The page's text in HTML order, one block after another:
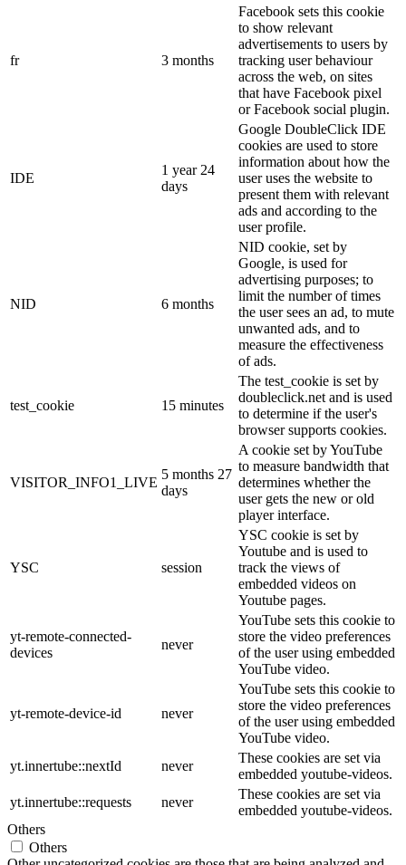
fr 3 months
Facebook sets this cookie
to show relevant
advertisements to users by
tracking user behaviour
across the web, on sites
that have Facebook pixel
or Facebook social plugin.
IDE
1 year 24
days
Google DoubleClick IDE
cookies are used to store
information about how the
user uses the website to
present them with relevant
ads and according to the
user profile.
NID 6 months
NID cookie, set by
Google, is used for
advertising purposes; to
limit the number of times
the user sees an ad, to mute
unwanted ads, and to
measure the effectiveness
of ads.
test_cookie 15 minutes
The test_cookie is set by
doubleclick.net and is used
to determine if the user's
browser supports cookies.
VISITOR_INFO1_LIVE
5 months 27
days
A cookie set by YouTube
to measure bandwidth that
determines whether the
user gets the new or old
player interface.
YSC session
YSC cookie is set by
Youtube and is used to
track the views of
embedded videos on
Youtube pages.
yt-remote-connected-
devices
never
YouTube sets this cookie to
store the video preferences
of the user using embedded
YouTube video.
yt-remote-device-id never
YouTube sets this cookie to
store the video preferences
of the user using embedded
YouTube video.
yt.innertube::nextId
never
These cookies are set via
embedded youtube-videos.
yt.innertube::requests
never
These cookies are set via
embedded youtube-videos.
Others
Others